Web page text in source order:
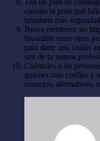
cuando la principal
brindarte más
Busca mentores: no
favorable tener otras
para darte una visión
son de tu misma
Cuéntales a las
quienes más confías y
consejos, alternativas,